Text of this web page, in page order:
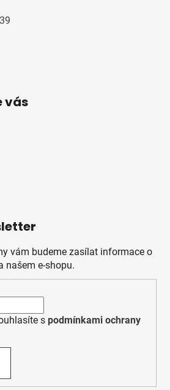
vás
vám budeme zasílat informace o
našem e-shopu.
s podmínkami ochrany